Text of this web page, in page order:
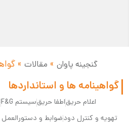
گنجینه پاوان» مقالات»
گواهینامه ها و استانداردها
اعلام حریقاطفا حریقسیستم F&G
تهویه و کنترل دودضوابط و دستورالعمل